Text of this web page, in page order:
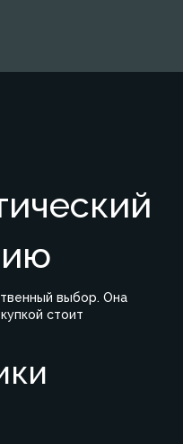
выбор. Она
стоит